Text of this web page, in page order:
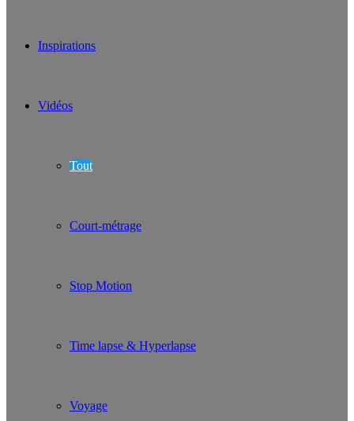
Inspirations
Vidéos
Tout
Court-métrage
Stop Motion
Time lapse & Hyperlapse
Voyage